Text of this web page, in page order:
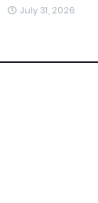
July 31, 2026